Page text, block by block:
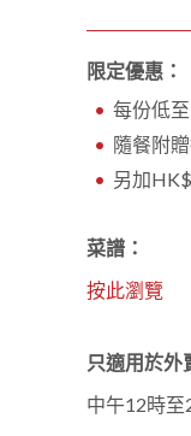
限定優惠：
每份低
隨餐附
另加
菜譜 ：
按此瀏覽
只適用於外
中午12時至